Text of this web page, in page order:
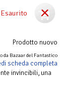
Esaurito
Prodotto nuovo
da Bazaar del Fantastico
scheda completa
invincibili, una